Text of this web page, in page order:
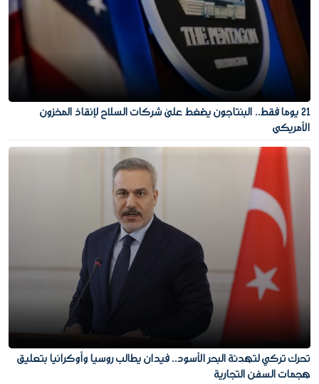
21 يوما فقط.. البنتاجون يضغط على شركات السلاح لإنقاذ المخزون
الأمريكي
تحرك تركي لتهدئة البحر الأسود.. فيدان يطالب روسيا وأوكرانيا بتعليق
هجمات السفن التجارية